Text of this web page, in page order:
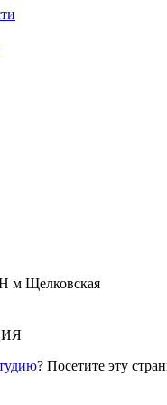
м Щелковская
? Посетите эту